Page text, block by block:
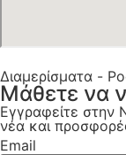
Διαμερίσματα -
Μάθετε να
Εγγραφείτε στην
νέα και
Email